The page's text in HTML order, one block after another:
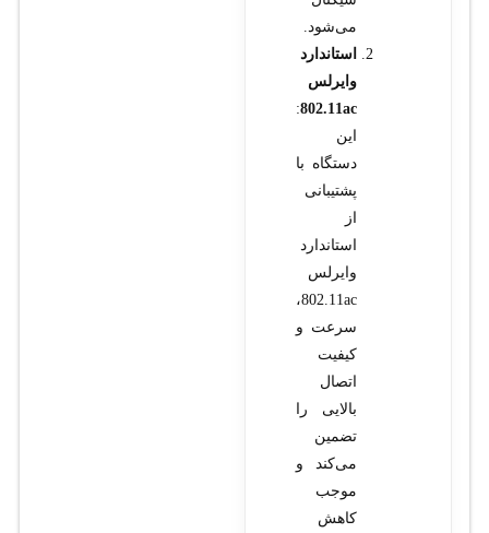
می‌شود.
استاندارد
وایرلس
802.11ac
:
این
دستگاه با
پشتیبانی
از
استاندارد
وایرلس
802.11ac،
سرعت و
کیفیت
اتصال
بالایی را
تضمین
می‌کند و
موجب
کاهش